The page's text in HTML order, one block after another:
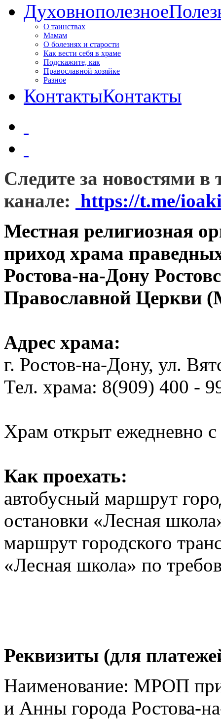
Духовнополезное
О таинствах
Мамам
О болезнях и старости
Как вести себя в храме
Подскажите, как
Православной хозяйке
Разное
КонтактыКонтакты
Следите за новостями в
канале: https://t.me/
Местная религиозная
приход храма
Ростова-на-Дону
Православной Церкви
Адрес храма:
г. Ростов-на-Дону, ул.
Тел. храма: 8(909) 400 -
Храм открыт ежедневно
Как проехать:
автобусный маршрут
остановки «Лесная
маршрут городского
«Лесная школа» по
Реквизиты (для
Наименование: МРОП
и Анны города Ростова-